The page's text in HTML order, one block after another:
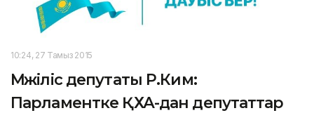
10:24, 27 Тамыз 2015
Мәжіліс депутаты Р.Ким:
Парламентке ҚХА-дан депутаттар